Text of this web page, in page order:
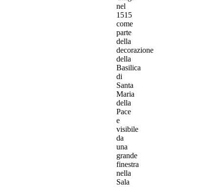
nel
1515
come
parte
della
decorazione
della
Basilica
di
Santa
Maria
della
Pace
e
visibile
da
una
grande
finestra
nella
Sala